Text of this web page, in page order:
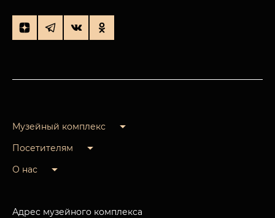
Музейный комплекс
Посетителям
О нас
Адрес музейного комплекса